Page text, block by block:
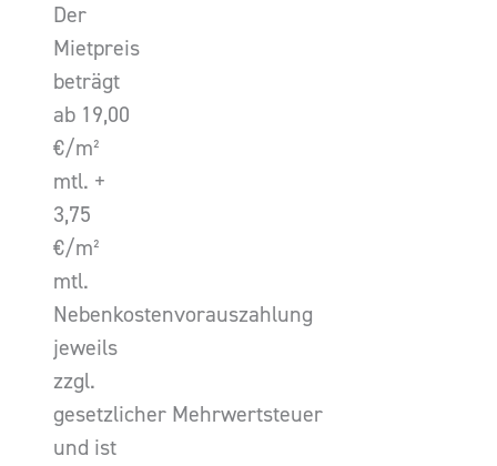
Der
Mietpreis
beträgt
ab 19,00
€/m²
mtl. +
3,75
€/m²
mtl.
Nebenkostenvorauszahlung
jeweils
zzgl.
gesetzlicher Mehrwertsteuer
und ist